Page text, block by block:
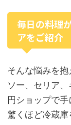
毎日の料理
アをご紹介
そんな悩みを
ソー、セリア
円ショップで手
驚くほど冷蔵庫